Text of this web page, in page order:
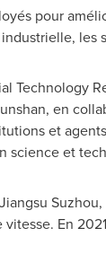
pour
les
Technology
en
et
science et
En